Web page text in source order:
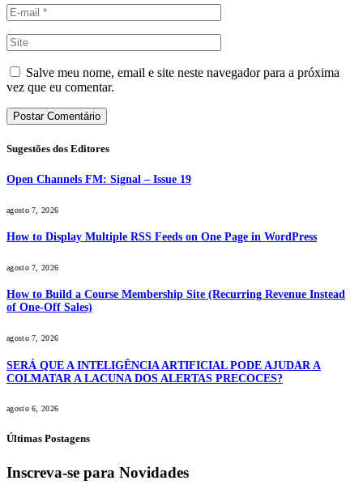
Salve meu nome, email e site neste navegador para a próxima
vez que eu comentar.
Sugestões dos Editores
Open Channels FM: Signal – Issue 19
agosto 7, 2026
How to Display Multiple RSS Feeds on One Page in WordPress
agosto 7, 2026
How to Build a Course Membership Site (Recurring Revenue Instead
of One-Off Sales)
agosto 7, 2026
SERÁ QUE A INTELIGÊNCIA ARTIFICIAL PODE AJUDAR A
COLMATAR A LACUNA DOS ALERTAS PRECOCES?
agosto 6, 2026
Últimas Postagens
Inscreva-se para Novidades